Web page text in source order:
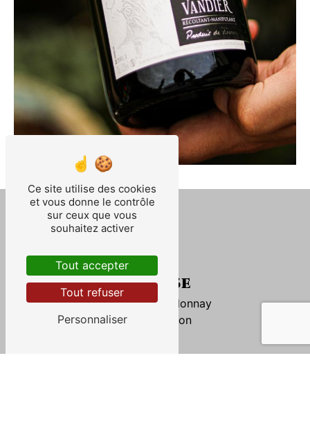
Adresse
8 Rue du Chardonnay
51260 Bethon
Ce site utilise des cookies
et vous donne le contrôle
sur ceux que vous
souhaitez activer
Tout accepter
Tout refuser
Personnaliser